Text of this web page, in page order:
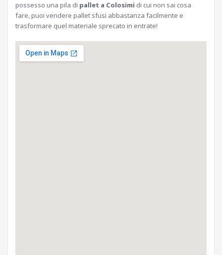
possesso una pila di pallet a Colosimi di cui non sai cosa
fare, puoi vendere pallet sfusi abbastanza facilmente e
trasformare quel materiale sprecato in entrate!